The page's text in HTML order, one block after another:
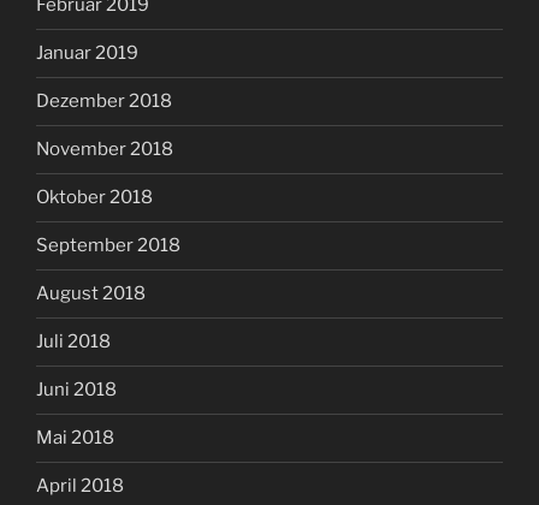
Februar 2019
Januar 2019
Dezember 2018
November 2018
Oktober 2018
September 2018
August 2018
Juli 2018
Juni 2018
Mai 2018
April 2018